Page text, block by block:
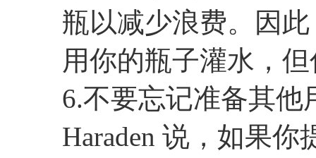
瓶以减少浪费。因
用你的瓶子灌水，
​6.不要忘记准备其
Haraden 说，如果